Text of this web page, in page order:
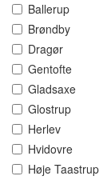
Ballerup
Brøndby
Dragør
Gentofte
Gladsaxe
Glostrup
Herlev
Hvidovre
Høje Taastrup